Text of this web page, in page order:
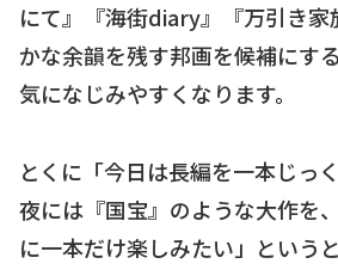
にて』『海街diary』『万引き家
かな余韻を残す邦画を候補にす
気になじみやすくなります。
とくに「今日は長編を一本じっ
夜には『国宝』のような大作を
に一本だけ楽しみたい」という